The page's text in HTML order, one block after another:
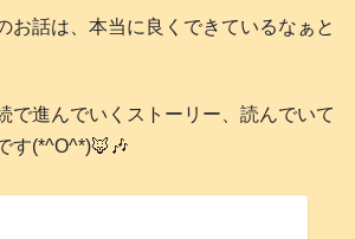
お話は、本当に良くできているなぁと
で進んでいくストーリー、読んでいて
す(*^O^*)🦊🎶